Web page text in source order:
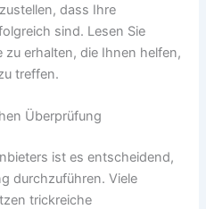
dass Ihre
sind. Lesen Sie
erhalten, die Ihnen helfen,
treffen.
Überprüfung
ist es entscheidend,
durchzuführen. Viele
trickreiche